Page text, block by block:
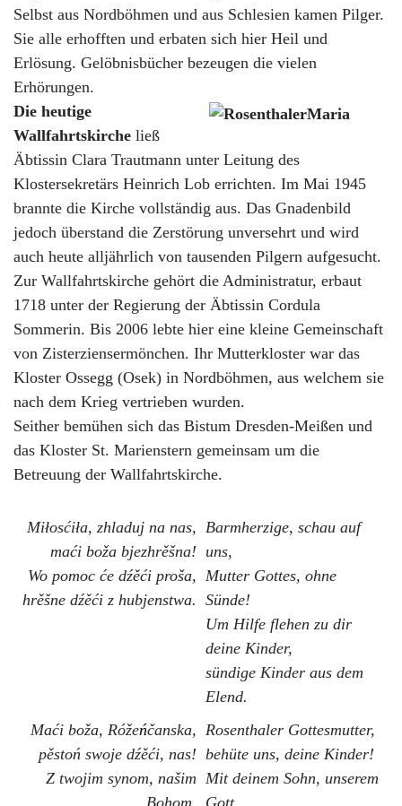
Selbst aus Nordböhmen und aus Schlesien kamen Pilger.
Sie alle erhofften und erbaten sich hier Heil und
Erlösung. Gelöbnisbücher bezeugen die vielen
Erhörungen.
Die heutige
Wallfahrtskirche ließ
Äbtissin Clara Trautmann unter Leitung des
Klostersekretärs Heinrich Lob errichten. Im Mai 1945
brannte die Kirche vollständig aus. Das Gnadenbild
jedoch überstand die Zerstörung unversehrt und wird
auch heute alljährlich von tausenden Pilgern aufgesucht.
Zur Wallfahrtskirche gehört die Administratur, erbaut
1718 unter der Regierung der Äbtissin Cordula
Sommerin. Bis 2006 lebte hier eine kleine Gemeinschaft
von Zisterziensermönchen. Ihr Mutterkloster war das
Kloster Ossegg (Osek) in Nordböhmen, aus welchem sie
nach dem Krieg vertrieben wurden.
Seither bemühen sich das Bistum Dresden-Meißen und
das Kloster St. Marienstern gemeinsam um die
Betreuung der Wallfahrtskirche.
Miłosćiła, zhladuj na nas,
maći boža bjezhrěšna!
Wo pomoc će dźěći proša,
hrěšne dźěći z hubjenstwa.
Barmherzige, schau auf
uns,
Mutter Gottes, ohne
Sünde!
Um Hilfe flehen zu dir
deine Kinder,
sündige Kinder aus dem
Elend.
Maći boža, Róžeńčanska,
pěstoń swoje dźěći, nas!
Z twojim synom, našim
Bohom,
Rosenthaler Gottesmutter,
behüte uns, deine Kinder!
Mit deinem Sohn, unserem
Gott,